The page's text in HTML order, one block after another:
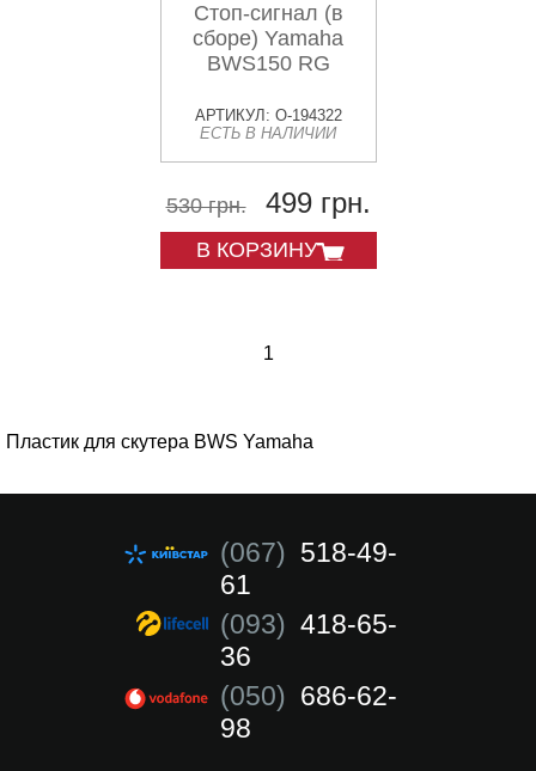
Стоп-сигнал (в
сборе) Yamaha
BWS150 RG
АРТИКУЛ: O-194322
ЕСТЬ В НАЛИЧИИ
530 грн. 499 грн.
В КОРЗИНУ
1
Пластик для скутера BWS Yamaha
(067) 518-49-
61
(093) 418-65-
36
(050) 686-62-
98